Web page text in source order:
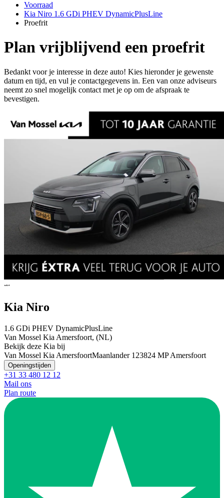
Voorraad
Kia Niro 1.6 GDi PHEV DynamicPlusLine
Proefrit
Plan vrijblijvend een proefrit
Bedankt voor je interesse in deze auto! Kies hieronder je gewenste
datum en tijd, en vul je contactgegevens in. Een van onze adviseurs
neemt zo snel mogelijk contact met je op om de afspraak te
bevestigen.
Kia Niro
1.6 GDi PHEV DynamicPlusLine
Van Mossel Kia Amersfoort, (NL)
Bekijk deze Kia bij
Van Mossel Kia AmersfoortMaanlander 123824 MP Amersfoort
Openingstijden
+31 33 480 12 12
Mail ons
Plan route